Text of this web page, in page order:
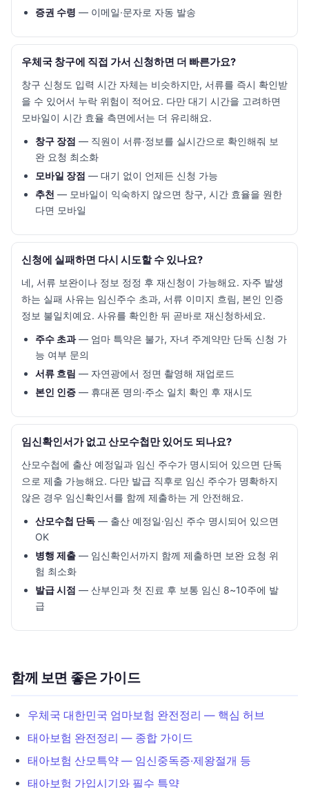
증권 수령 — 이메일·문자로 자동 발송
우체국 창구에 직접 가서 신청하면 더 빠른가요?
창구 신청도 입력 시간 자체는 비슷하지만, 서류를 즉시 확인받
을 수 있어서 누락 위험이 적어요. 다만 대기 시간을 고려하면
모바일이 시간 효율 측면에서는 더 유리해요.
창구 장점 — 직원이 서류·정보를 실시간으로 확인해줘 보
완 요청 최소화
모바일 장점 — 대기 없이 언제든 신청 가능
추천 — 모바일이 익숙하지 않으면 창구, 시간 효율을 원한
다면 모바일
신청에 실패하면 다시 시도할 수 있나요?
네, 서류 보완이나 정보 정정 후 재신청이 가능해요. 자주 발생
하는 실패 사유는 임신주수 초과, 서류 이미지 흐림, 본인 인증
정보 불일치예요. 사유를 확인한 뒤 곧바로 재신청하세요.
주수 초과— 엄마 특약은 불가, 자녀 주계약만 단독 신청 가
능 여부 문의
서류 흐림 — 자연광에서 정면 촬영해 재업로드
본인 인증 — 휴대폰 명의·주소 일치 확인 후 재시도
임신확인서가 없고 산모수첩만 있어도 되나요?
산모수첩에 출산 예정일과 임신 주수가 명시되어 있으면 단독
으로 제출 가능해요. 다만 발급 직후로 임신 주수가 명확하지
않은 경우 임신확인서를 함께 제출하는 게 안전해요.
산모수첩 단독 — 출산 예정일·임신 주수 명시되어 있으면
OK
병행 제출 — 임신확인서까지 함께 제출하면 보완 요청 위
험 최소화
발급 시점 — 산부인과 첫 진료 후 보통 임신 8~10주에 발
급
함께 보면 좋은 가이드
우체국 대한민국 엄마보험 완전정리 — 핵심 허브
태아보험 완전정리 — 종합 가이드
태아보험 산모특약 — 임신중독증·제왕절개 등
태아보험 가입시기와 필수 특약